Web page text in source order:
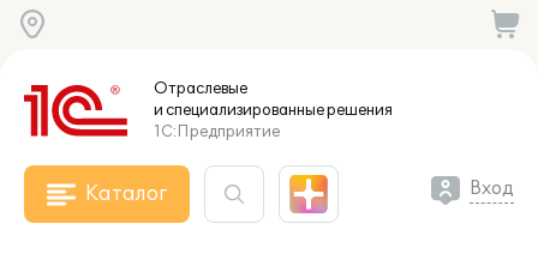
Отраслевые
и специализированныерешения
1С:Предприятие
Каталог Вход